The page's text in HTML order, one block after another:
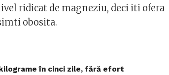
ridicat de magneziu, deci iti ofera
obosita.
în cinci zile, fără efort